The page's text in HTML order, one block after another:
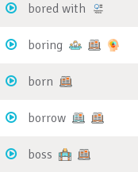
bored with
boring
born
borrow
boss